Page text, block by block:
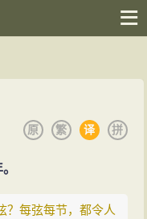
拼
译
繁
原
？每弦每节，都令人